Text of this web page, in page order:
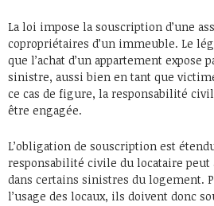
La loi impose la souscription d’une
copropriétaires d’un immeuble. Le
que l’achat d’un appartement
sinistre, aussi bien en tant que
ce cas de figure, la responsabilité
être engagée.
L’obligation de souscription est
responsabilité civile du locataire peut
dans certains sinistres du logement.
l’usage des locaux, ils doivent donc